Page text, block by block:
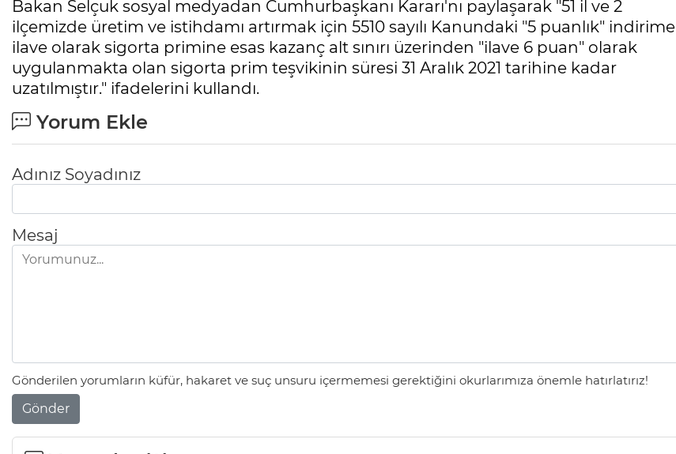
Bakan Selçuk sosyal medyadan Cumhurbaşkanı Kararı'nı paylaşarak "51 il ve 2
ilçemizde üretim ve istihdamı artırmak için 5510 sayılı Kanundaki "5 puanlık" indirime
ilave olarak sigorta primine esas kazanç alt sınırı üzerinden "ilave 6 puan" olarak
uygulanmakta olan sigorta prim teşvikinin süresi 31 Aralık 2021 tarihine kadar
uzatılmıştır." ifadelerini kullandı.
Yorum Ekle
Adınız Soyadınız
Mesaj
Gönderilen yorumların küfür, hakaret ve suç unsuru içermemesi gerektiğini okurlarımıza önemle hatırlatırız!
Gönder